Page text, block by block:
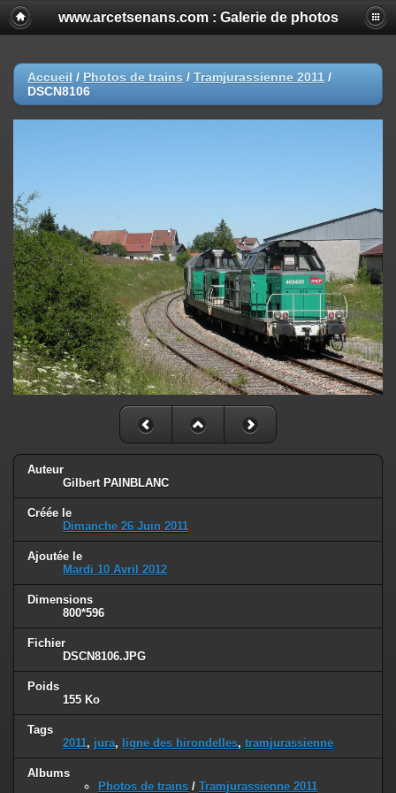
www.arcetsenans.com : Galerie de photos
Accueil / Photos de trains / Tramjurassienne 2011 /
DSCN8106
Auteur
Gilbert PAINBLANC
Créée le
Dimanche 26 Juin 2011
Ajoutée le
Mardi 10 Avril 2012
Dimensions
800*596
Fichier
DSCN8106.JPG
Poids
155 Ko
Tags
2011, jura, ligne des hirondelles, tramjurassienne
Albums
Photos de trains / Tramjurassienne 2011